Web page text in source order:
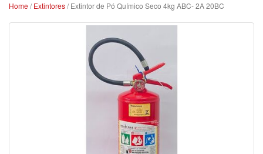
Home/Extintores/ Extintor de Pó Químico Seco 4kg ABC- 2A 20BC